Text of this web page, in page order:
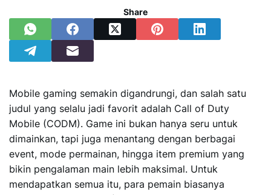
Share
Mobile gaming semakin digandrungi, dan salah satu
judul yang selalu jadi favorit adalah Call of Duty
Mobile (CODM). Game ini bukan hanya seru untuk
dimainkan, tapi juga menantang dengan berbagai
event, mode permainan, hingga item premium yang
bikin pengalaman main lebih maksimal. Untuk
mendapatkan semua itu, para pemain biasanya